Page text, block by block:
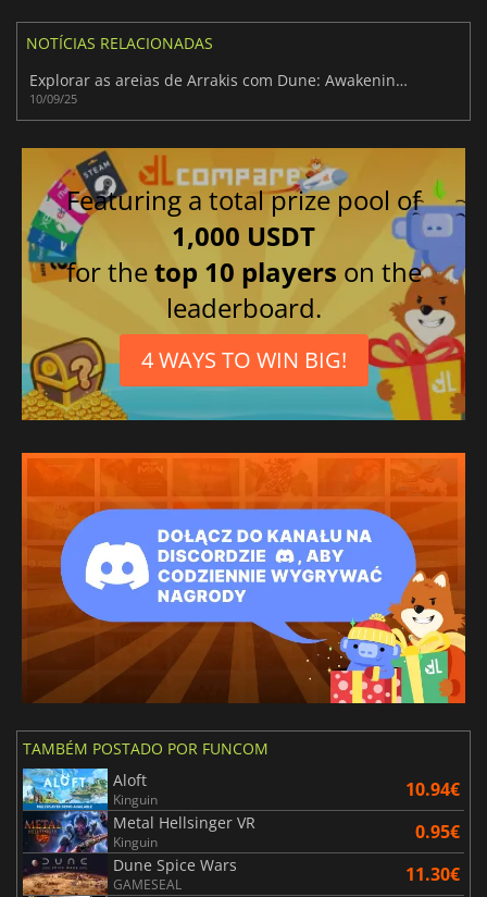
NOTÍCIAS RELACIONADAS
Explorar as areias de Arrakis com Dune: Awakening - Colheita Perdida
10/09/25
Featuring a total prize pool of
1,000 USDT
for thetop 10 players on the
leaderboard.
4 WAYS TO WIN BIG!
TAMBÉM POSTADO POR FUNCOM
Aloft
Kinguin 10.94€
Metal Hellsinger VR
Kinguin 0.95€
Dune Spice Wars
GAMESEAL 11.30€